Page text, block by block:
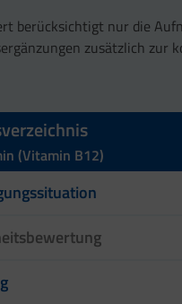
berücksichtigt nur die
zusätzlich zur
(Vitamin B12)